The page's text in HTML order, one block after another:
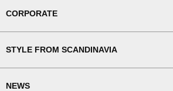
CORPORATE
STYLE FROM SCANDINAVIA
NEWS